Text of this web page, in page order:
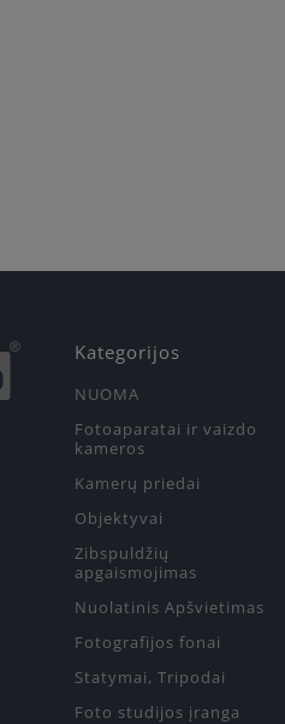
Kategorijos
NUOMA
Fotoaparatai ir vaizdo
kameros
Kamerų priedai
Objektyvai
Zibspuldžių
apgaismojimas
Nuolatinis Apšvietimas
Fotografijos fonai
Statymai, Tripodai
Foto studijos įranga